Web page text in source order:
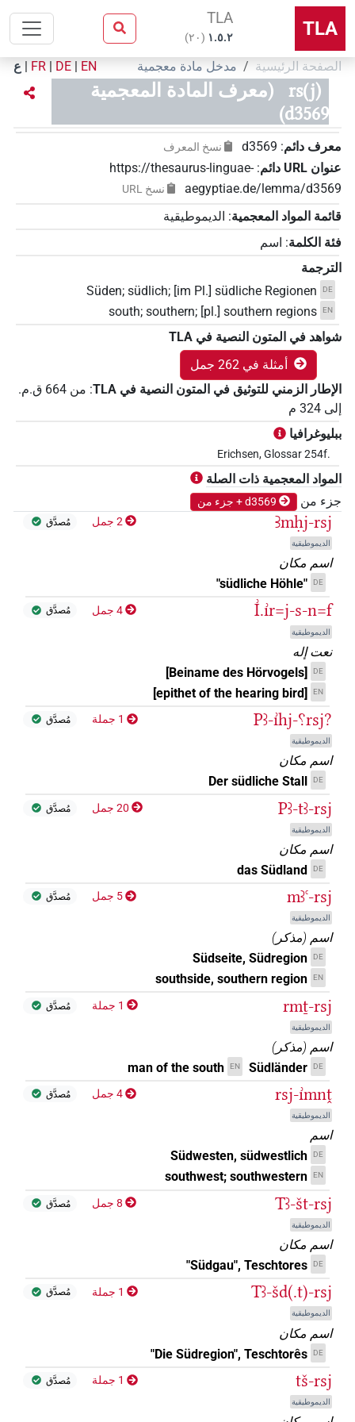
TLA
TLA
۱.٥.٢ (٢٠)
الصفحة الرئيسية مدخل مادة معجمية EN
|
DE
|
FR
| ع
rs(j)
(معرف المادة المعجمية
d3569)
معرف دائم:
d3569 نسخ المعرف
عنوان‏ ‏URL‏ دائم :
https://thesaurus-linguae-
aegyptiae.de/lemma/d3569
نسخ‏ ‏URL
قائمة المواد المعجمية: الديموطيقية
فئة الكلمة: اسم
الترجمة
DE
Süden; südlich; [im Pl.] südliche Regionen
EN
south; southern; [pl.] southern regions
شواهد في المتون النصية في ‏TLA
أمثلة في 262 جمل
الإطار الزمني للتوثيق في المتون النصية في ‏TLA
: من 664 ق.م.
إلى 324 م
ببليوغرافيا
Erichsen, Glossar 254f.
المواد المعجمية ذات الصلة
جزء من
d3569 + جزء من
Ꜣmḥj-rsj
الديموطيقية
2 جمل مُصدَّق
اسم مكان
DE
"südliche Höhle"
I͗.ı͗r=j-s-n=f
الديموطيقية
4 جمل مُصدَّق
نعت إله
DE
[Beiname des Hörvogels]
EN
[epithet of the hearing bird]
Pꜣ-ı͗hj-⸮rsj?
الديموطيقية
1 جملة مُصدَّق
اسم مكان
DE
Der südliche Stall
Pꜣ-tꜣ-rsj
الديموطيقية
20 جمل مُصدَّق
اسم مكان
DE
das Südland
mꜣꜥ-rsj
الديموطيقية
5 جمل مُصدَّق
اسم (مذكر)
DE
Südseite, Südregion
EN
southside, southern region
rmṯ-rsj
الديموطيقية
1 جملة مُصدَّق
اسم (مذكر)
DE
Südländer
EN
man of the south
rsj-ı͗mnṱ
الديموطيقية
4 جمل مُصدَّق
اسم
DE
Südwesten, südwestlich
EN
southwest; southwestern
Tꜣ-št-rsj
الديموطيقية
8 جمل مُصدَّق
اسم مكان
DE
"Südgau", Teschtores
Tꜣ-šd(.t)-rsj
الديموطيقية
1 جملة مُصدَّق
اسم مكان
DE
"Die Südregion", Teschtorês
tš-rsj
الديموطيقية
1 جملة مُصدَّق